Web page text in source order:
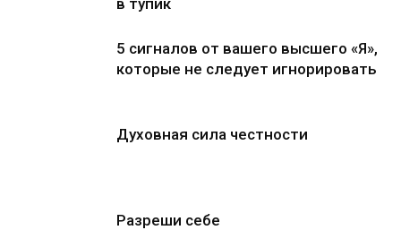
в тупик
5 сигналов от вашего высшего «Я»,
которые не следует игнорировать
Духовная сила честности
Разреши себе